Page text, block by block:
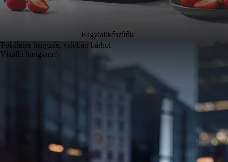
Fagylaltkészítők
Tökéletes hangzás, valóban bárhol
Vízálló hangszóró